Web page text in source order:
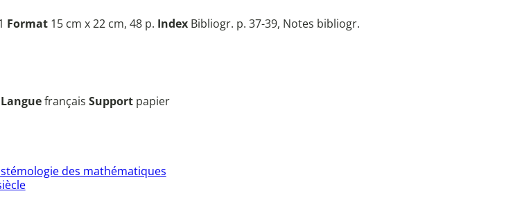
Format 15 cm x 22 cm, 48 p. Index Bibliogr. p. 37-39, Notes bibliogr.
Languefrançais Support papier
des mathématiques